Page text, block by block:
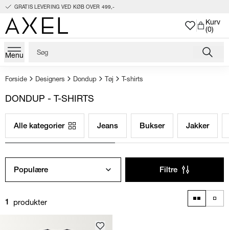
GRATIS LEVERING VED KØB OVER 499,-
Kurv
(0)
Menu
Forside Designers Dondup Tøj T-shirts
DONDUP - T-SHIRTS
Alle kategorier Jeans Bukser Jakker
Populære Filtre
1 produkter